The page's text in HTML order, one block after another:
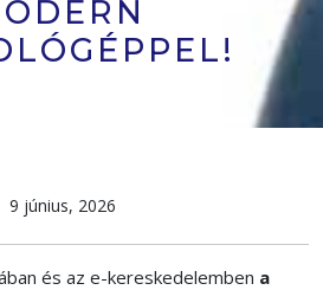
9 június, 2026
és az e-kereskedelemben a